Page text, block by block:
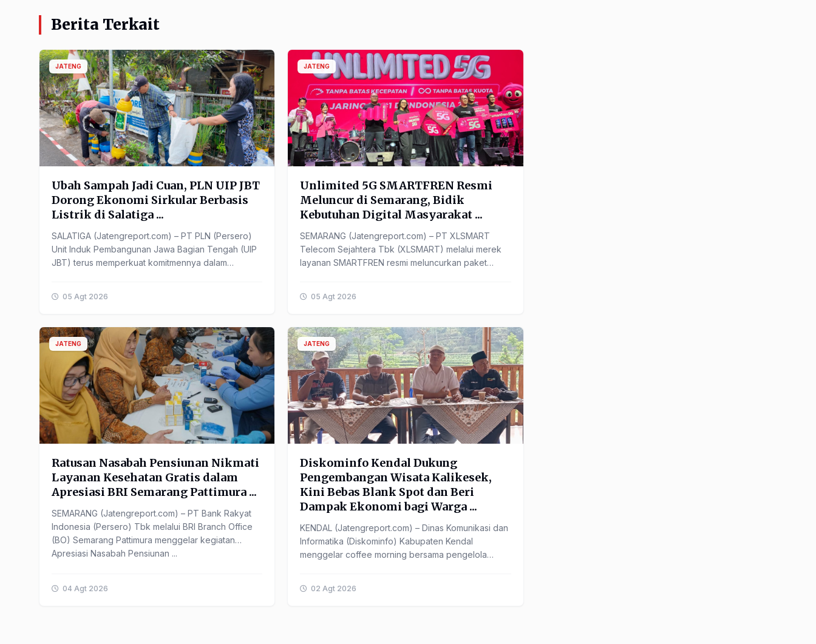
Berita Terkait
JATENG
Ubah Sampah Jadi Cuan, PLN UIP JBT
Dorong Ekonomi Sirkular Berbasis
Listrik di Salatiga ...
SALATIGA (Jatengreport.com) – PT PLN (Persero)
Unit Induk Pembangunan Jawa Bagian Tengah (UIP
JBT) terus memperkuat komitmennya dalam
05 Agt 2026
JATENG
Unlimited 5G SMARTFREN Resmi
Meluncur di Semarang, Bidik
Kebutuhan Digital Masyarakat ...
SEMARANG (Jatengreport.com) – PT XLSMART
Telecom Sejahtera Tbk (XLSMART) melalui merek
layanan SMARTFREN resmi meluncurkan paket
05 Agt 2026
JATENG
Ratusan Nasabah Pensiunan Nikmati
Layanan Kesehatan Gratis dalam
Apresiasi BRI Semarang Pattimura ...
SEMARANG (Jatengreport.com) – PT Bank Rakyat
Indonesia (Persero) Tbk melalui BRI Branch Office
(BO) Semarang Pattimura menggelar kegiatan
Apresiasi Nasabah Pensiunan ...
04 Agt 2026
JATENG
Diskominfo Kendal Dukung
Pengembangan Wisata Kalikesek,
Kini Bebas Blank Spot dan Beri
Dampak Ekonomi bagi Warga ...
KENDAL (Jatengreport.com) – Dinas Komunikasi dan
Informatika (Diskominfo) Kabupaten Kendal
menggelar coffee morning bersama pengelola
02 Agt 2026